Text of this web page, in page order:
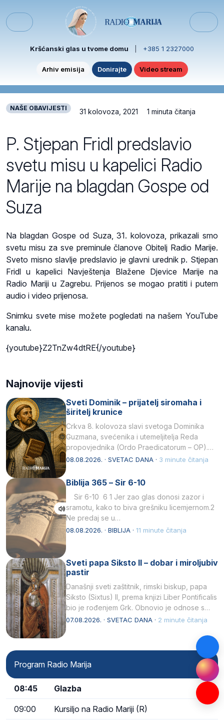
Menu
Kršćanski glas u tvome domu +385 1 2327000
Arhiv emisija Donirajte Video stream
NAŠE OBAVIJESTI 31 kolovoza, 2021 1 minuta čitanja
P. Stjepan Fridl predslavio
svetu misu u kapelici Radio
Marije na blagdan Gospe od
Suza
Na blagdan Gospe od Suza, 31. kolovoza, prikazali smo
svetu misu za sve preminule članove Obitelj Radio Marije.
Sveto misno slavlje predslavio je glavni urednik p. Stjepan
Fridl u kapelici Navještenja Blažene Djevice Marije na
Radio Mariji u Zagrebu. Prijenos se mogao pratiti i putem
audio i video prijenosa.
Snimku svete mise možete pogledati na našem YouTube
kanalu.
{youtube}Z2TnZw4dtRE{/youtube}
Najnovije vijesti
Sveti Dominik – prijatelj siromaha i
širitelj krunice
Crkva 8. kolovoza slavi svetoga Dominika
Guzmana, svećenika i utemeljitelja Reda
propovjednika (Ordo Praedicatorum – OP).
Svojim životom, dubokom ljubavlju prema
08.08.2026. · SVETAC DANA · 3 minute čitanja
Biblija 365 – Sir 6-10
Sir 6-10 6 1 Jer zao glas donosi zazor i
sramotu, kako to biva grešniku licemjernom.2
Ne predaj se u…
08.08.2026. · BIBLIJA · 11 minute čitanja
Sveti papa Siksto II – dobar i miroljubiv
pastir
Današnji sveti zaštitnik, rimski biskup, papa
Siksto (Sixtus) II, prema knjizi Liber Pontificalis
bio je rođenjem Grk. Obnovio je odnose s
afričkim…
07.08.2026. · SVETAC DANA · 2 minute čitanja
Program Radio Marija
08:45 Glazba
09:00 Kursiljo na Radio Mariji (R)